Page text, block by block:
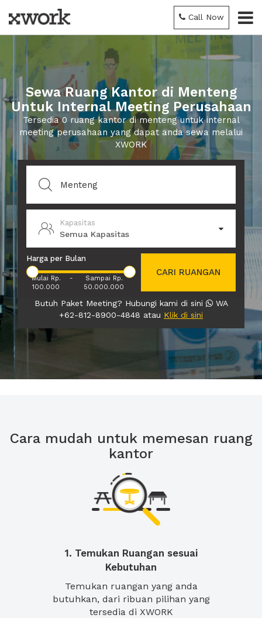
Call Now
Sewa Ruang Kantor di Menteng
Untuk Internal Meeting Perusahaan
Tersedia 0 ruang kantor di menteng untuk internal
meeting perusahaan yang dapat anda sewa melalui
XWORK
Kapasitas
Semua Kapasitas
Harga per Bulan
Mulai Rp.
100.000
-
Sampai Rp.
50.000.000
CARI RUANGAN
Butuh Paket Meeting? Hubungi kami di sini
WA
+62-812-8900-4848 atau Klik di sini
Cara mudah untuk memesan ruang
kantor
1. Temukan Ruangan sesuai
Kebutuhan
Temukan ruangan yang anda
butuhkan, dari ribuan pilihan yang
tersedia di XWORK